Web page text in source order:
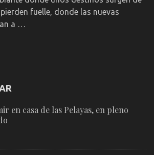
fuelle, donde las nuevas
a …
en casa de las Pelayas, en pleno